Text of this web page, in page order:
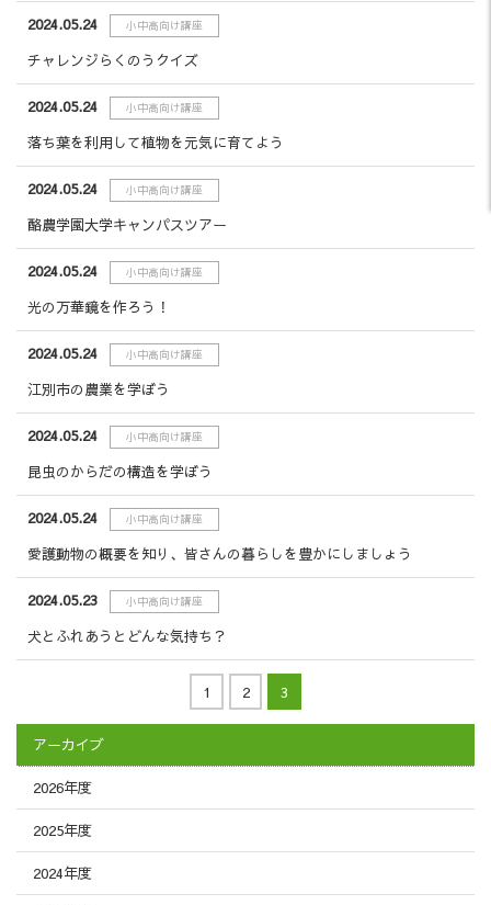
2024.05.24 小中高向け講座
チャレンジらくのうクイズ
2024.05.24 小中高向け講座
落ち葉を利用して植物を元気に育てよう
2024.05.24 小中高向け講座
酪農学園大学キャンパスツアー
2024.05.24 小中高向け講座
光の万華鏡を作ろう！
2024.05.24 小中高向け講座
江別市の農業を学ぼう
2024.05.24 小中高向け講座
昆虫のからだの構造を学ぼう
2024.05.24 小中高向け講座
愛護動物の概要を知り、皆さんの暮らしを豊かにしましょう
2024.05.23 小中高向け講座
犬とふれあうとどんな気持ち？
1 2 3
アーカイブ
2026年度
2025年度
2024年度